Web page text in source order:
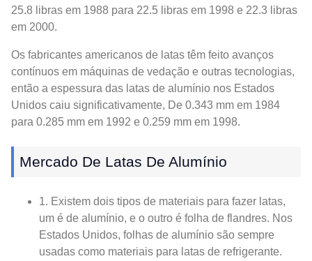
25.8 libras em 1988 para 22.5 libras em 1998 e 22.3 libras
em 2000.
Os fabricantes americanos de latas têm feito avanços
contínuos em máquinas de vedação e outras tecnologias,
então a espessura das latas de alumínio nos Estados
Unidos caiu significativamente, De 0.343 mm em 1984
para 0.285 mm em 1992 e 0.259 mm em 1998.
Mercado De Latas De Alumínio
1. Existem dois tipos de materiais para fazer latas,
um é de alumínio, e o outro é folha de flandres. Nos
Estados Unidos, folhas de alumínio são sempre
usadas como materiais para latas de refrigerante.